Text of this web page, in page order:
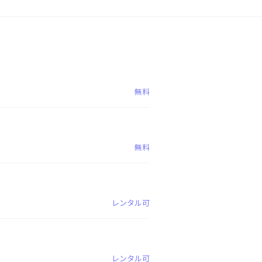
無料
無料
レンタル可
レンタル可